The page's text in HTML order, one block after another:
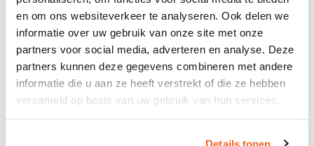
en om ons websiteverkeer te analyseren. Ook delen we
informatie over uw gebruik van onze site met onze
partners voor social media, adverteren en analyse. Deze
partners kunnen deze gegevens combineren met andere
informatie die u aan ze heeft verstrekt of die ze hebben
verzameld op basis van uw gebruik van hun services.
Details tonen
Geschenkdoos met 9 Napolitans van